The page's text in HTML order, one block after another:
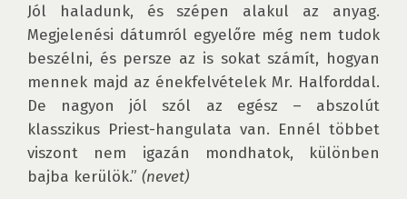
Jól haladunk, és szépen alakul az anyag.
Megjelenési dátumról egyelőre még nem tudok
beszélni, és persze az is sokat számít, hogyan
mennek majd az énekfelvételek Mr. Halforddal.
De nagyon jól szól az egész – abszolút
klasszikus Priest-hangulata van. Ennél többet
viszont nem igazán mondhatok, különben
bajba kerülök.” (nevet)